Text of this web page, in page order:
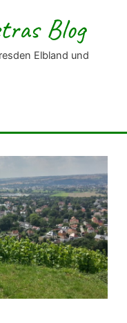
Blog
Elbland und